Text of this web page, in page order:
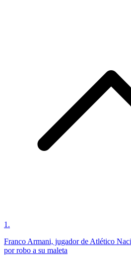
1 .
Franco Armani, jugador de Atlético
por robo a su maleta